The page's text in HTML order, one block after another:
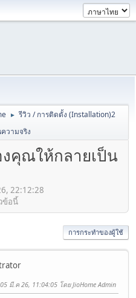
► รีวิว / การติดตั้ง (Installation)2
วามจริง
คุณให้กลายเป็น
22:12:28
ข้อนี้
การกระทำของผู้ใช้
มี.ค 26, 11:04:05 โดย JioHome Admin